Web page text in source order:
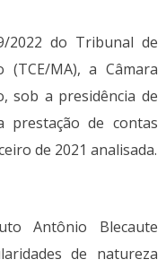
2022 do Tribunal de
MA), a Câmara
sob a presidência de
prestação de contas
de 2021 analisada.
Antônio Blecaute
de natureza